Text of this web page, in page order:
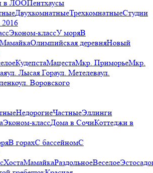
в ЛООПентхаусы
ДвухкомнатныеТрехкомнатныеСтудии
Эконом-классУ моряВ
МамайкаОлимпийская деревняНовый
КудепстаМацестаМкр. ПриморьеМкр.
ул. Лысая Гораул. Метелеваул.
ул. Воровского
НедорогиеЧастныеЭллинги
Эконом-классДома в СочиКоттеджи в
В горахС бассейномС
ХостаМамайкаРаздольноеВеселое